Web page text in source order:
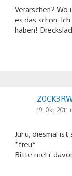
Verarschen?
es das schon.
haben!
19. Okt. 2011
Juhu, diesmal
*freu*
Bitte mehr